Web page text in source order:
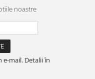
noastre
mail. Detalii în